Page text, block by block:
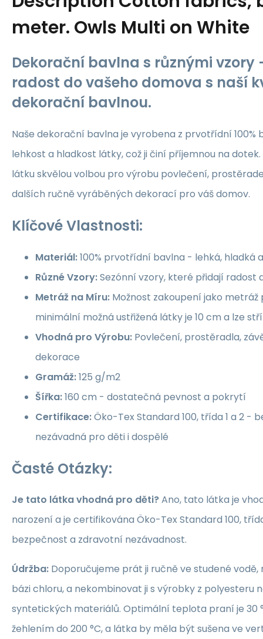
meter. Owls Multi on White
Dekorační bavlna s různými vzory
radost do vašeho domova s naší
dekorační bavlnou.
Naše dekorační bavlna je vyrobena z prvotřídní 100%
lehkost a hladkost látky, což ji činí příjemnou na
látku skvělou volbou pro výrobu povlečení,
dalších ručně vyráběných dekorací pro váš domov.
Klíčové Vlastnosti:
Materiál:100% prvotřídní bavlna - lehká, hladká
Různé Vzory:Sezónní vzory, které přidají radost
Metráž na Míru: Možnost zakoupení jako
minimální možná ustřižená látky je 10 cm a lze
Vhodná pro Výrobu: Povlečení, prostěradla,
dekorace
Gramáž:125 g/m2
Šířka:160 cm - dostatečná pevnost a pokrytí
Certifikace:Öko-Tex Standard 100, třída 1 a 2 -
nezávadná pro děti i dospělé
Časté Otázky:
Je tato látka vhodná pro děti?Ano, tato látka je
narození a je certifikována Öko-Tex Standard 100,
bezpečnost a zdravotní nezávadnost.
Údržba: Doporučujeme prát ji ručně ve studené
bázi chloru, a nekombinovat ji s výrobky z polyesteru
syntetických materiálů. Optimální teplota praní je 30
žehlením do 200 °C, a látka by měla být sušena ve